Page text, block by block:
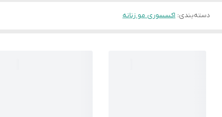
دسته‌بندی: اکسسوری مو زنانه